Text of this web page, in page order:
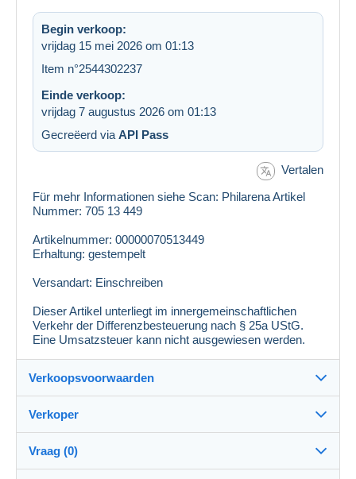
Begin verkoop:
vrijdag 15 mei 2026 om 01:13
Item n°2544302237
Einde verkoop:
vrijdag 7 augustus 2026 om 01:13
Gecreëerd via API Pass
Vertalen
Für mehr Informationen siehe Scan: Philarena Artikel
Nummer: 705 13 449
Artikelnummer: 00000070513449
Erhaltung: gestempelt
Versandart: Einschreiben
Dieser Artikel unterliegt im innergemeinschaftlichen
Verkehr der Differenzbesteuerung nach § 25a UStG.
Eine Umsatzsteuer kann nicht ausgewiesen werden.
Verkoopsvoorwaarden
Details van de verkoopvoorwaarden
Verkoper
philarena100%(5758x)
Vraag (0)